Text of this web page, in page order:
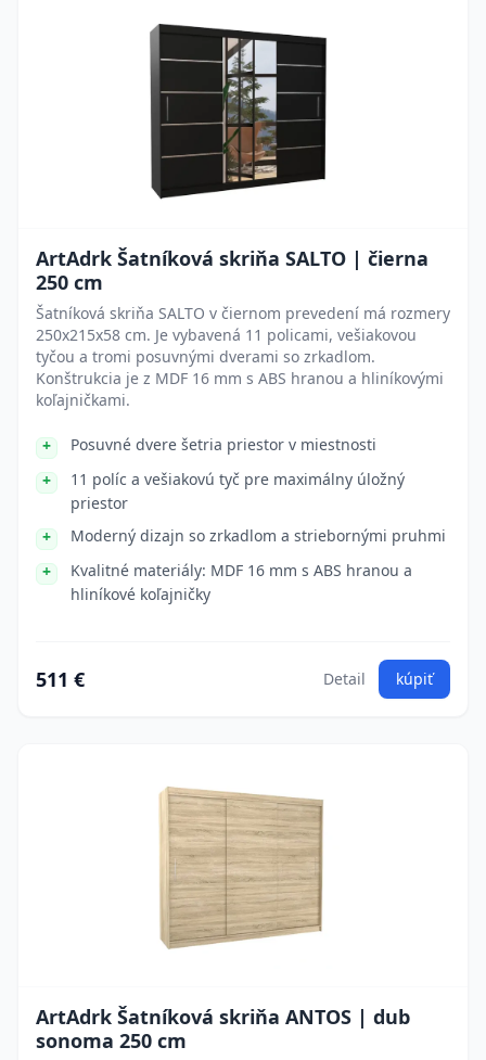
ArtAdrk Šatníková skriňa SALTO | čierna
250 cm
Šatníková skriňa SALTO v čiernom prevedení má rozmery
250x215x58 cm. Je vybavená 11 policami, vešiakovou
tyčou a tromi posuvnými dverami so zrkadlom.
Konštrukcia je z MDF 16 mm s ABS hranou a hliníkovými
koľajničkami.
Posuvné dvere šetria priestor v miestnosti
11 políc a vešiakovú tyč pre maximálny úložný
priestor
Moderný dizajn so zrkadlom a striebornými pruhmi
Kvalitné materiály: MDF 16 mm s ABS hranou a
hliníkové koľajničky
511 € Detail kúpiť
ArtAdrk Šatníková skriňa ANTOS | dub
sonoma 250 cm